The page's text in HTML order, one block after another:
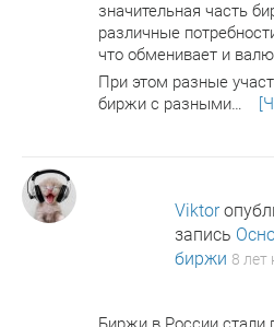
значительная часть
различные
что обменивает и
При этом разные
биржи с разными…
Viktor
запись
биржи 8 лет